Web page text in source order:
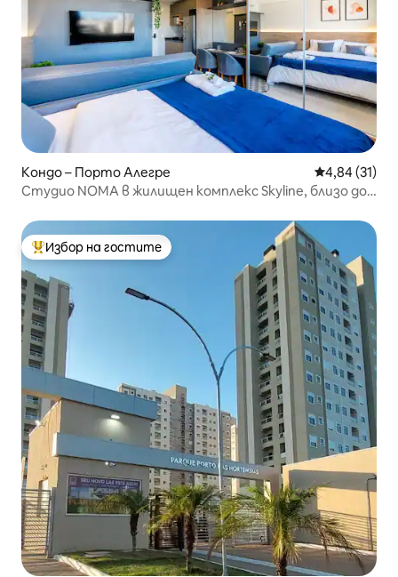
Кондо – Порто Алегре Средна
4,84 (31)
Студио NOMA в жилищен комплекс Skyline, близо до
Най-популярен избор на гостите
Избор на гостите